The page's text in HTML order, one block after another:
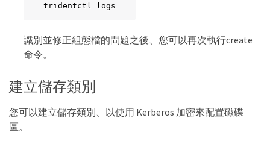
tridentctl logs
識別並修正組態檔的問題之後、您可以再次執行create
命令。
建立儲存類別
您可以建立儲存類別、以使用 Kerberos 加密來配置磁碟
區。